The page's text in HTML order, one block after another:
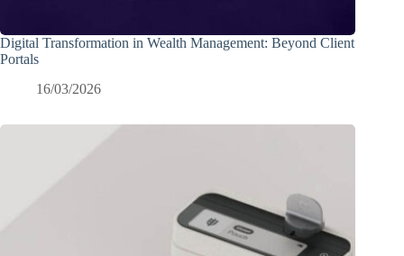
Digital Transformation in Wealth Management: Beyond Client
Portals
16/03/2026